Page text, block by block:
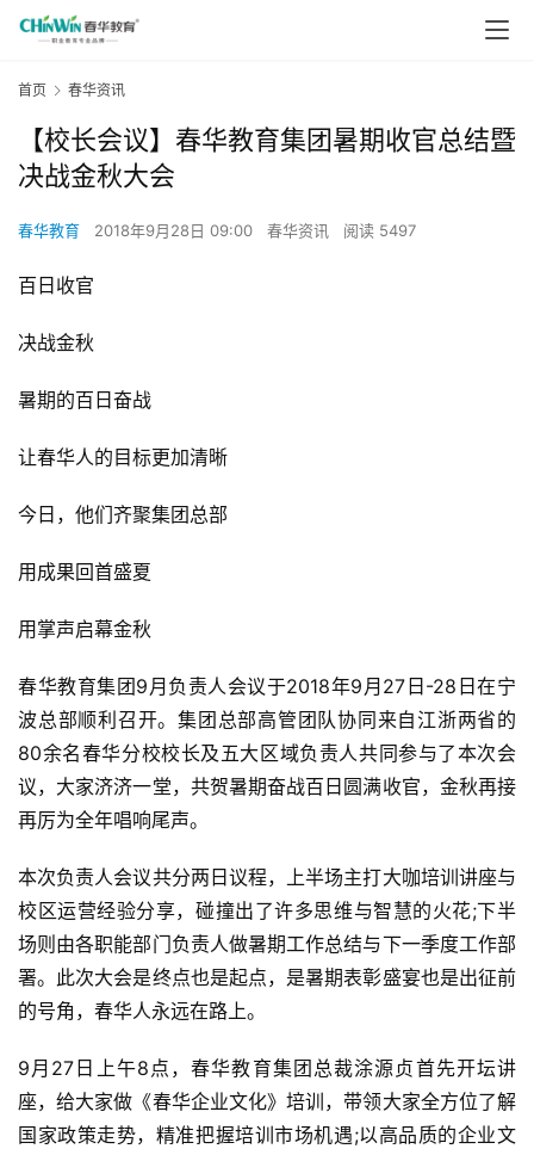
首页 春华资讯
【校长会议】春华教育集团暑期收官总结暨
决战金秋大会
春华教育 2018年9月28日 09:00 春华资讯 阅读 5497
百日收官
决战金秋
暑期的百日奋战
让春华人的目标更加清晰
今日，他们齐聚集团总部
用成果回首盛夏
用掌声启幕金秋
春华教育集团9月负责人会议于2018年9月27日-28日在宁
波总部顺利召开。集团总部高管团队协同来自江浙两省的
80余名春华分校校长及五大区域负责人共同参与了本次会
议，大家济济一堂，共贺暑期奋战百日圆满收官，金秋再接
再厉为全年唱响尾声。
本次负责人会议共分两日议程，上半场主打大咖培训讲座与
校区运营经验分享，碰撞出了许多思维与智慧的火花;下半
场则由各职能部门负责人做暑期工作总结与下一季度工作部
署。此次大会是终点也是起点，是暑期表彰盛宴也是出征前
的号角，春华人永远在路上。
9月27日上午8点，春华教育集团总裁涂源贞首先开坛讲
座，给大家做《春华企业文化》培训，带领大家全方位了解
国家政策走势，精准把握培训市场机遇;以高品质的企业文